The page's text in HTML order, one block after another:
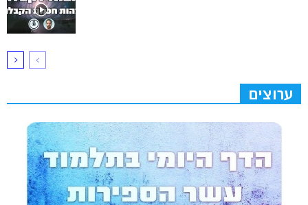
ערוצים